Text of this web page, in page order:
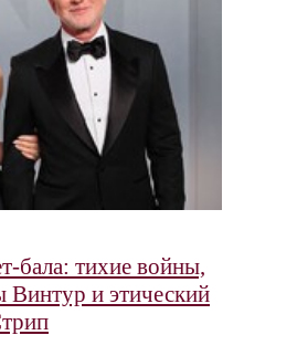
бала: тихие войны,
Винтур и этический